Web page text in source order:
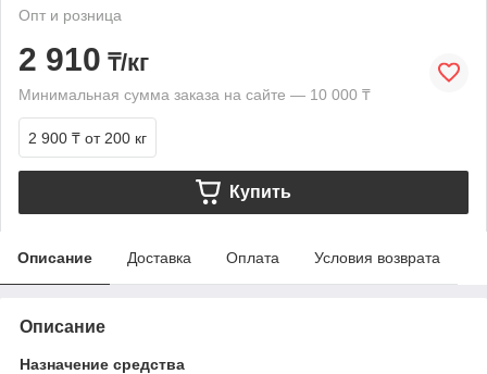
Опт и розница
2 910 ₸/кг
Минимальная сумма заказа на сайте — 10 000 ₸
2 900 ₸ от 200 кг
Купить
Описание Доставка Оплата Условия возврата
Описание
Назначение средства